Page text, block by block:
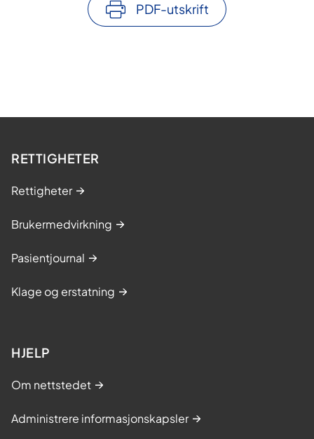
PDF-utskrift
RETTIGHETER
Rettigheter
Brukermedvirkning
Pasientjournal
Klage og erstatning
HJELP
Om nettstedet
Administrere informasjonskapsler